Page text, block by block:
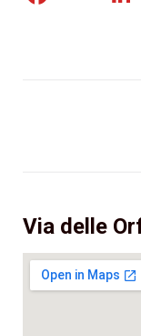
Via delle